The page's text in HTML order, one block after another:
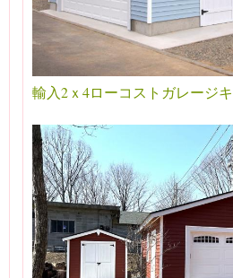
輸入2ｘ4ローコストガレージ